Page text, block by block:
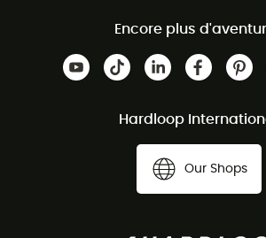
Encore plus
Hardloop
Our Shops